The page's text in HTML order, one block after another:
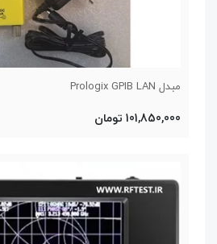
مبدل Prologix GPIB LAN
101,850,000 تومان